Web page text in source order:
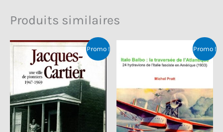
Produits similaires
Promo ! Promo !